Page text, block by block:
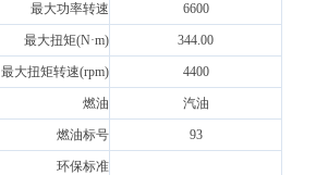
最大功率转速 6600
最大扭矩(N·m) 344.00
最大扭矩转速(rpm) 4400
燃油 汽油
燃油标号 93
环保标准